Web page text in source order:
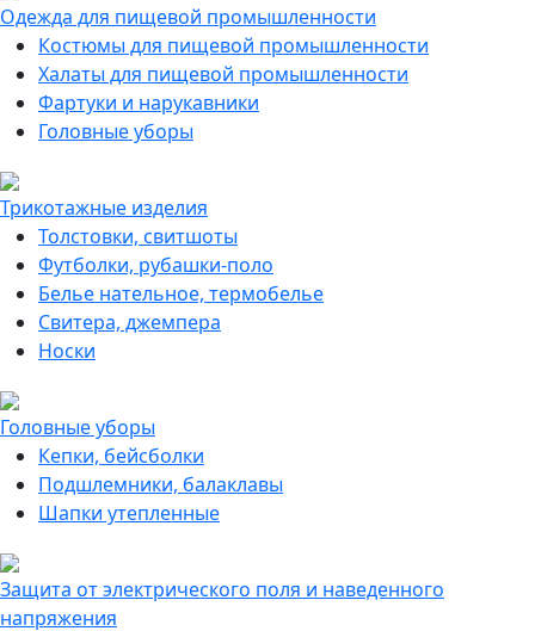
Одежда для пищевой промышленности
Костюмы для пищевой промышленности
Халаты для пищевой промышленности
Фартуки и нарукавники
Головные уборы
Трикотажные изделия
Толстовки, свитшоты
Футболки, рубашки-поло
Белье нательное, термобелье
Свитера, джемпера
Носки
Головные уборы
Кепки, бейсболки
Подшлемники, балаклавы
Шапки утепленные
Защита от электрического поля и наведенного
напряжения